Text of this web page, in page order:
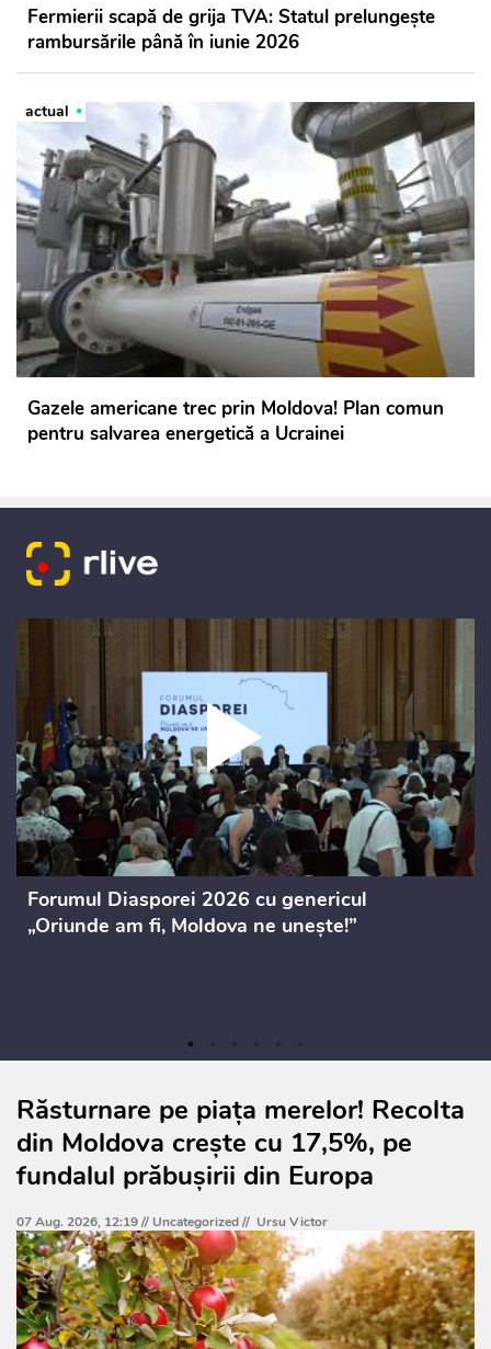
Fermierii scapă de grija TVA: Statul prelungește
rambursările până în iunie 2026
actual
Gazele americane trec prin Moldova! Plan comun
pentru salvarea energetică a Ucrainei
Forumul Diasporei 2026 cu genericul
„Oriunde am fi, Moldova ne unește!”
Răsturnare pe piața merelor! Recolta
din Moldova crește cu 17,5%, pe
fundalul prăbușirii din Europa
07 Aug. 2026, 12:19 // Uncategorized// Ursu Victor